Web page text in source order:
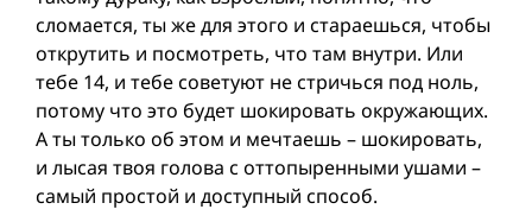
сломается, ты же для этого и стараешься, чтобы
открутить и посмотреть, что там внутри. Или
тебе 14, и тебе советуют не стричься под ноль,
потому что это будет шокировать окружающих.
А ты только об этом и мечтаешь – шокировать,
и лысая твоя голова с оттопыренными ушами –
самый простой и доступный способ.